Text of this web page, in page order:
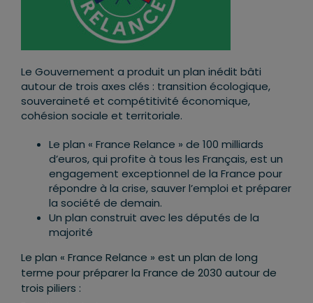
Le Gouvernement a produit un plan inédit bâti
autour de trois axes clés : transition écologique,
souveraineté et compétitivité économique,
cohésion sociale et territoriale.
Le plan « France Relance » de 100 milliards
d’euros, qui profite à tous les Français, est un
engagement exceptionnel de la France pour
répondre à la crise, sauver l’emploi et préparer
la société de demain.
Un plan construit avec les députés de la
majorité
Le plan « France Relance » est un plan de long
terme pour préparer la France de 2030 autour de
trois piliers :